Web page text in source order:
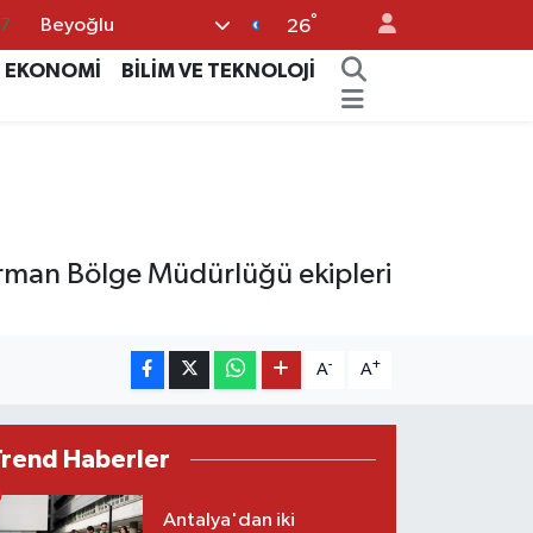
Beyoğlu 26°
EKONOMİ
BİLİM VE TEKNOLOJİ
Bölge Müdürlüğü ekipleri
A- A+
Haberler
Antalya'dan iki